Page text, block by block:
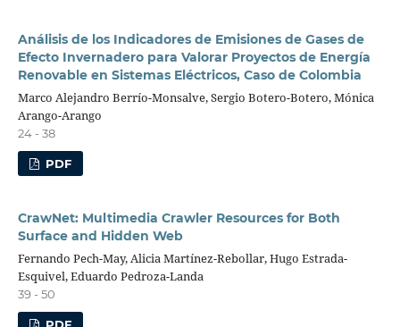
Análisis de los Indicadores de Emisiones de Gases de
Efecto Invernadero para Valorar Proyectos de Energía
Renovable en Sistemas Eléctricos, Caso de Colombia
Marco Alejandro Berrío-Monsalve, Sergio Botero-Botero, Mónica
Arango-Arango
24 - 38
PDF
CrawNet: Multimedia Crawler Resources for Both
Surface and Hidden Web
Fernando Pech-May, Alicia Martínez-Rebollar, Hugo Estrada-
Esquivel, Eduardo Pedroza-Landa
39 - 50